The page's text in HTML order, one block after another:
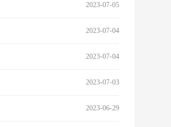
2023-07-05
2023-07-04
2023-07-04
2023-07-03
2023-06-29